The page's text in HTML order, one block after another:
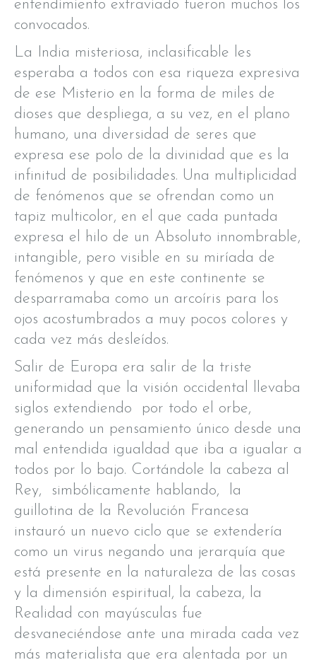
entendimiento extraviado fueron muchos los
convocados.
La India misteriosa, inclasificable les
esperaba a todos con esa riqueza expresiva
de ese Misterio en la forma de miles de
dioses que despliega, a su vez, en el plano
humano, una diversidad de seres que
expresa ese polo de la divinidad que es la
infinitud de posibilidades. Una multiplicidad
de fenómenos que se ofrendan como un
tapiz multicolor, en el que cada puntada
expresa el hilo de un Absoluto innombrable,
intangible, pero visible en su miríada de
fenómenos y que en este continente se
desparramaba como un arcoíris para los
ojos acostumbrados a muy pocos colores y
cada vez más desleídos.
Salir de Europa era salir de la triste
uniformidad que la visión occidental llevaba
siglos extendiendo por todo el orbe,
generando un pensamiento único desde una
mal entendida igualdad que iba a igualar a
todos por lo bajo. Cortándole la cabeza al
Rey, simbólicamente hablando, la
guillotina de la Revolución Francesa
instauró un nuevo ciclo que se extendería
como un virus negando una jerarquía que
está presente en la naturaleza de las cosas
y la dimensión espiritual, la cabeza, la
Realidad con mayúsculas fue
desvaneciéndose ante una mirada cada vez
más materialista que era alentada por un